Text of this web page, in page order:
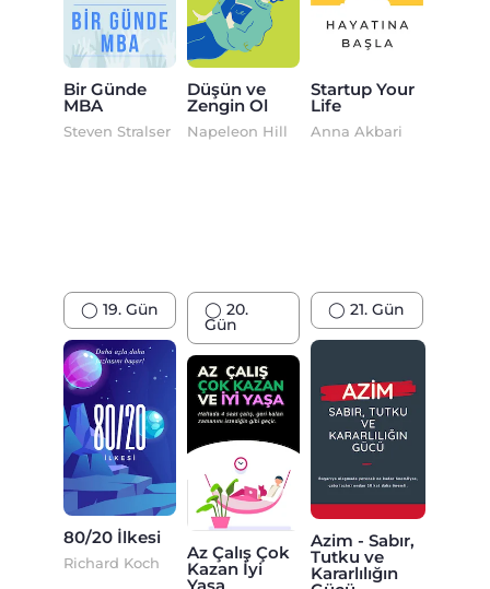
Bir Günde
MBA
Steven Stralser
Düşün ve
Zengin Ol
Napeleon Hill
Startup Your
Life
Anna Akbari
◯ 19. Gün
80/20 İlkesi
Richard Koch
◯ 20.
Gün
Az Çalış Çok
Kazan İyi
◯ 21. Gün
Azim - Sabır,
Tutku ve
Kararlılığın